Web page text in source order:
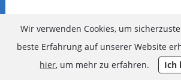
Wir verwenden Cookies, um
beste Erfahrung auf unserer Website
hier, um mehr zu erfahren. Ich
Apple ID und Sperrbildschirm von
Passwort entfernen.